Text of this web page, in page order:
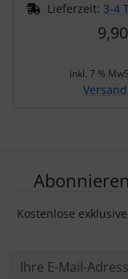
Lieferzeit: 3-4
inkl. 7 %
Kostenlose